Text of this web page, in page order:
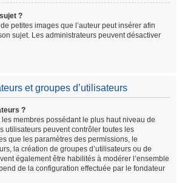
?
petites images que l’auteur peut insérer afin
sujet. Les administrateurs peuvent désactiver
et groupes d’utilisateurs
?
membres possédant le plus haut niveau de
utilisateurs peuvent contrôler toutes les
que les paramètres des permissions, le
la création de groupes d’utilisateurs ou de
également être habilités à modérer l’ensemble
de la configuration effectuée par le fondateur